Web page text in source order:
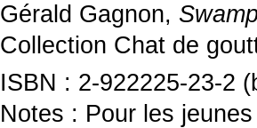
Gérald Gagnon,
Collection Chat de
ISBN : 2-922225-23-2
Notes : Pour les